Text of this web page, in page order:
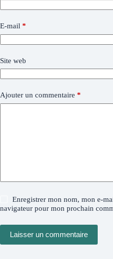
E-mail *
Site web
Ajouter un commentaire *
Enregistrer mon nom, mon e-
navigateur pour mon prochain
Laisser un commentaire